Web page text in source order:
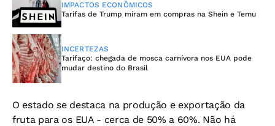
IMPACTOS ECONÔMICOS
Tarifas de Trump miram em compras na Shein e Temu
INCERTEZAS
Tarifaço: chegada de mosca carnívora nos EUA pode
mudar destino do Brasil
O estado se destaca na produção e exportação da
fruta para os EUA - cerca de 50% a 60%. Não há